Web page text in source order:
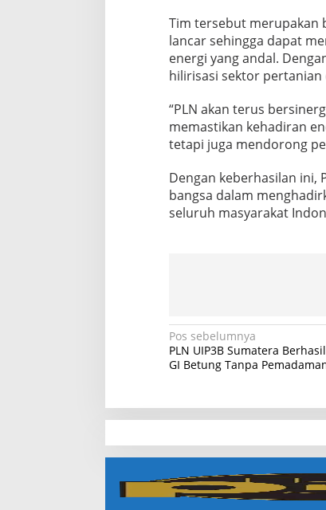
Tim tersebut merupakan
lancar sehingga dapat
energi yang andal.
hilirisasi sektor
“PLN akan terus
memastikan kehadiran
tetapi juga mendorong
Dengan keberhasilan ini,
bangsa dalam
seluruh masyarakat
N
a
i
a
s
i
Pos sebelumnya
PLN UIP3B Sumatera
GI Betung Tanpa
slot gacor
slot gacor hari ini